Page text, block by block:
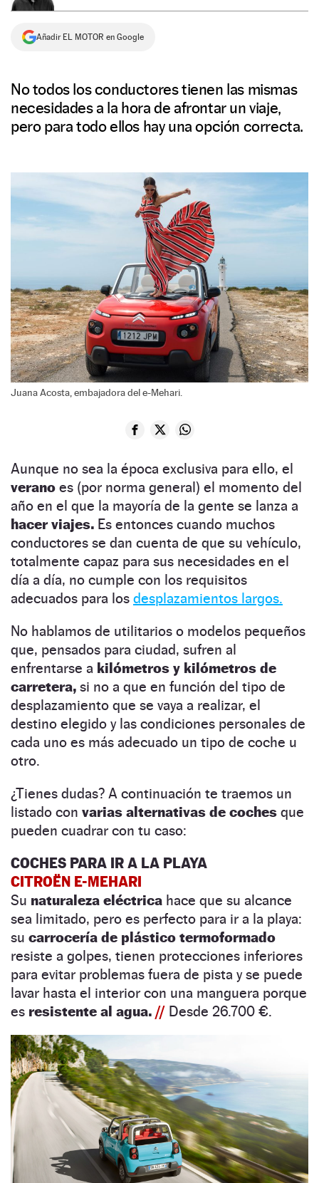
Añadir EL MOTOR en Google
No todos los conductores tienen las mismas
necesidades a la hora de afrontar un viaje,
pero para todo ellos hay una opción correcta.
Juana Acosta, embajadora del e-Mehari.
Aunque no sea la época exclusiva para ello, el
verano es (por norma general) el momento del
año en el que la mayoría de la gente se lanza a
hacer viajes. Es entonces cuando muchos
conductores se dan cuenta de que su vehículo,
totalmente capaz para sus necesidades en el
día a día, no cumple con los requisitos
adecuados para los desplazamientos largos.
No hablamos de utilitarios o modelos pequeños
que, pensados para ciudad, sufren al
enfrentarse a kilómetros y kilómetros de
carretera, si no a que en función del tipo de
desplazamiento que se vaya a realizar, el
destino elegido y las condiciones personales de
cada uno es más adecuado un tipo de coche u
otro.
¿Tienes dudas? A continuación te traemos un
listado con varias alternativas de coches que
pueden cuadrar con tu caso:
COCHES PARA IR A LA PLAYA
CITROËN E-MEHARI
Su naturaleza eléctrica hace que su alcance
sea limitado, pero es perfecto para ir a la playa:
su carrocería de plástico termoformado
resiste a golpes, tienen protecciones inferiores
para evitar problemas fuera de pista y se puede
lavar hasta el interior con una manguera porque
es resistente al agua. // Desde 26.700 €.